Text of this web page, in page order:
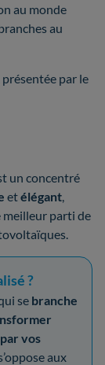
au monde
au
, présentée par le
un concentré
etélégant
meilleur parti de
?
se branche
vos
aux